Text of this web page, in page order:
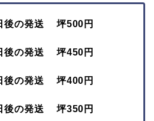
後の発送 坪500円
後の発送 坪450円
後の発送 坪400円
後の発送 坪350円